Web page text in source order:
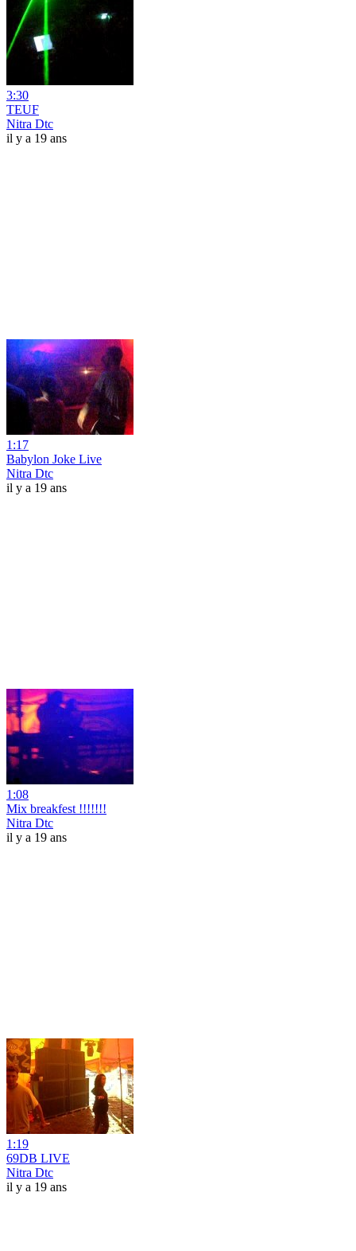
3:30
TEUF
Nitra Dtc
il y a 19 ans
1:17
Babylon Joke Live
Nitra Dtc
il y a 19 ans
1:08
Mix breakfest !!!!!!!
Nitra Dtc
il y a 19 ans
1:19
69DB LIVE
Nitra Dtc
il y a 19 ans